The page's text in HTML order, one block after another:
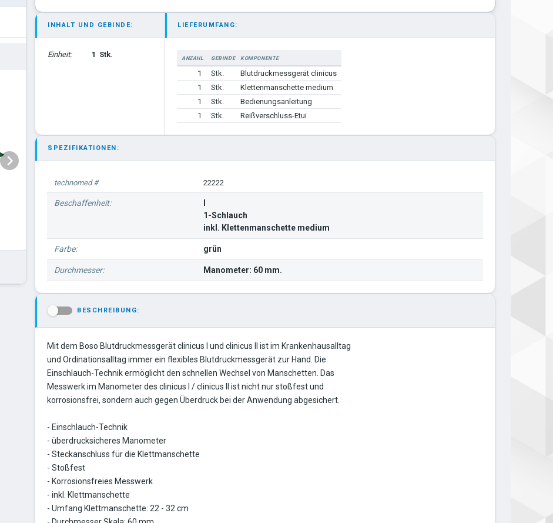
INHALT UND GEBINDE:
Einheit: 1 Stk.
LIEFERUMFANG:
ANZAHL GEBINDE KOMPONENTE
1
Stk.
Blutdruckmessgerät clinicus
1
Stk.
Klettenmanschette medium
1
Stk.
Bedienungsanleitung
1
Stk. Reißverschluss-Etui
SPEZIFIKATIONEN:
technomed # 22222
Beschaffenheit:
1-Schlauch
inkl. Klettenmanschette medium
Farbe: grün
Durchmesser: Manometer: 60 mm.
BESCHREIBUNG:
Mit dem Boso Blutdruckmessgerät clinicus I und clinicus II ist im Krankenhausalltag
und Ordinationsalltag immer ein flexibles Blutdruckmessgerät zur Hand. Die
Einschlauch-Technik ermöglicht den schnellen Wechsel von Manschetten. Das
Messwerk im Manometer des clinicus I / clinicus II ist nicht nur stoßfest und
korrosionsfrei, sondern auch gegen Überdruck bei der Anwendung abgesichert.
- Einschlauch-Technik
- überdrucksicheres Manometer
- Steckanschluss für die Klettmanschette
- Stoßfest
- Korrosionsfreies Messwerk
- inkl. Klettmanschette
- Umfang Klettmanschette: 22 - 32 cm